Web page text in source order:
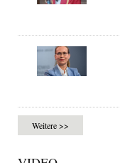
Weitere >>